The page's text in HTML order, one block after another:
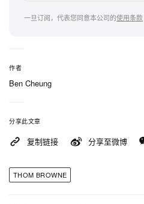
一旦订阅，代表您同意本公司的使用条款
作者
Ben Cheung
分享此文章
复制链接 分享至微博
THOM BROWNE